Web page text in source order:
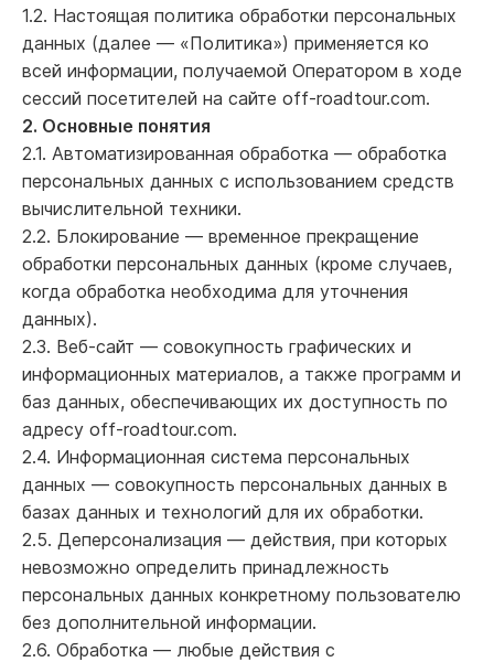
1.2. Настоящая политика обработки персональных
данных (далее — «Политика») применяется ко
всей информации, получаемой Оператором в ходе
сессий посетителей на сайте off-roadtour.com.
2. Основные понятия
2.1. Автоматизированная обработка — обработка
персональных данных с использованием средств
вычислительной техники.
2.2. Блокирование — временное прекращение
обработки персональных данных (кроме случаев,
когда обработка необходима для уточнения
данных).
2.3. Веб-сайт — совокупность графических и
информационных материалов, а также программ и
баз данных, обеспечивающих их доступность по
адресу off-roadtour.com.
2.4. Информационная система персональных
данных — совокупность персональных данных в
базах данных и технологий для их обработки.
2.5. Деперсонализация — действия, при которых
невозможно определить принадлежность
персональных данных конкретному пользователю
без дополнительной информации.
2.6. Обработка — любые действия с